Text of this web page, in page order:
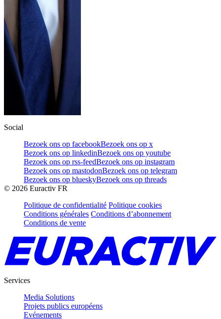
Social
Bezoek ons op facebookBezoek ons op x
Bezoek ons op linkedinBezoek ons op youtube
Bezoek ons op rss-feedBezoek ons op instagram
Bezoek ons op mastodonBezoek ons op telegram
Bezoek ons op blueskyBezoek ons op threads
© 2026 Euractiv FR
Politique de confidentialité Politique cookies
Conditions générales Conditions d’abonnement
Conditions de vente
Services
Media Solutions
Projets publics européens
Evénements